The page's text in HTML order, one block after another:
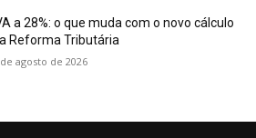
a 28%: o que muda com o novo cálculo
Reforma Tributária
agosto de 2026